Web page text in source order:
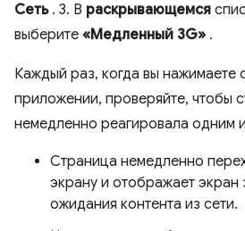
Сеть. 3. В раскрывающемся
выберите «Медленный 3G» .
Каждый раз, когда вы нажимаете
приложении, проверяйте, чтобы
немедленно реагировала одним
Страница немедленно
экрану и отображает экран
ожидания контента из сети.